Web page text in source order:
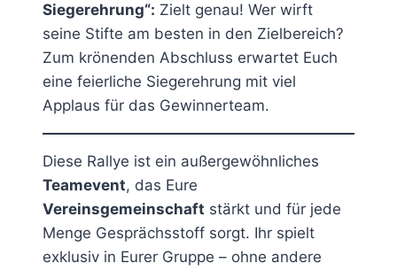
Siegerehrung“: Zielt genau! Wer wirft
seine Stifte am besten in den Zielbereich?
Zum krönenden Abschluss erwartet Euch
eine feierliche Siegerehrung mit viel
Applaus für das Gewinnerteam.
Diese Rallye ist ein außergewöhnliches
Teamevent, das Eure
Vereinsgemeinschaft stärkt und für jede
Menge Gesprächsstoff sorgt. Ihr spielt
exklusiv in Eurer Gruppe – ohne andere